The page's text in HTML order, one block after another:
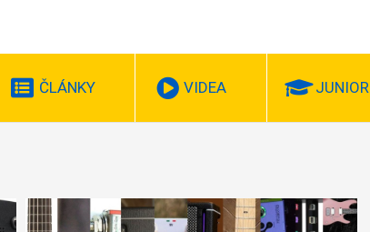
ČLÁNKY VIDEA JUNIOR